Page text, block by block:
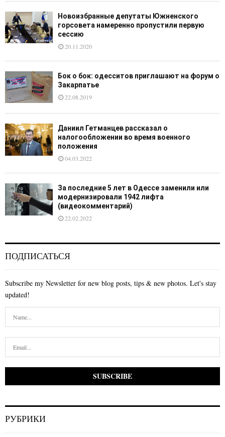
Новоизбранные депутаты Южненского
горсовета намеренно пропустили первую
сессию
20.11.2020
Бок о бок: одесситов приглашают на форум о
Закарпатье
22.08.2019
Даниил Гетманцев рассказал о
налогообложении во время военного
положения
04.03.2022
За последние 5 лет в Одессе заменили или
модернизировали 1942 лифта
(видеокомментарий)
22.02.2022
ПОДПИСАТЬСЯ
Subscribe my Newsletter for new blog posts, tips & new photos. Let's stay
updated!
РУБРИКИ